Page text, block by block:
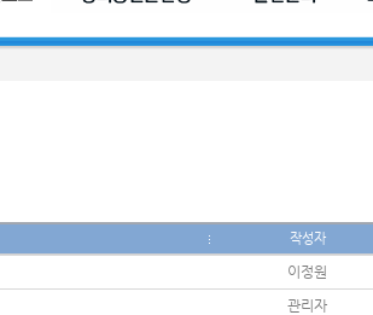
작성자
이정원
관리자